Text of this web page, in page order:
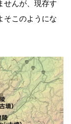
せんが、現存す
そこのようにな